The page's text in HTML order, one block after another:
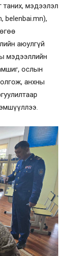
мэдээлэл
belenbai.mn),
аюулгүй
мэдээллийн
ослын
анхны